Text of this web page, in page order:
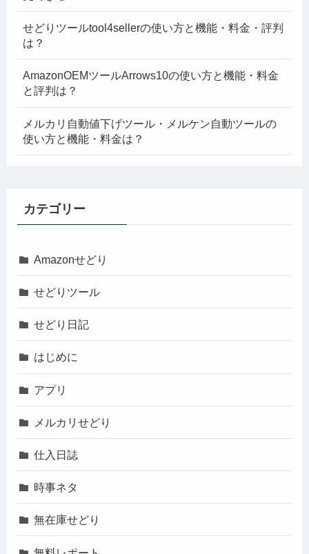
せどりツールtool4sellerの使い方と機能・料金・評判
は？
AmazonOEMツールArrows10の使い方と機能・料金
と評判は？
メルカリ自動値下げツール・メルケン自動ツールの
使い方と機能・料金は？
カテゴリー
Amazonせどり
せどりツール
せどり日記
はじめに
アプリ
メルカリせどり
仕入日誌
時事ネタ
無在庫せどり